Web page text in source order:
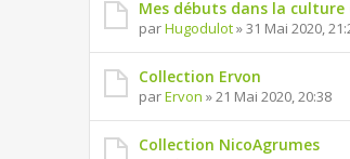
Mes débuts dans la culture
parHugodulot» 31 Mai 2020,
Collection Ervon
parErvon » 21 Mai 2020, 20:38
Collection NicoAgrumes